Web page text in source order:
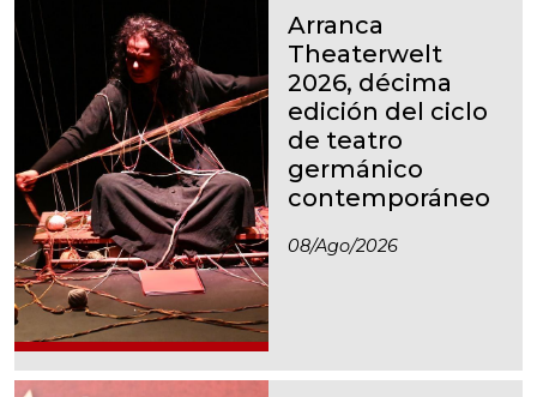
Arranca
Theaterwelt
2026, décima
edición del ciclo
de teatro
germánico
contemporáneo
08/ago/2026